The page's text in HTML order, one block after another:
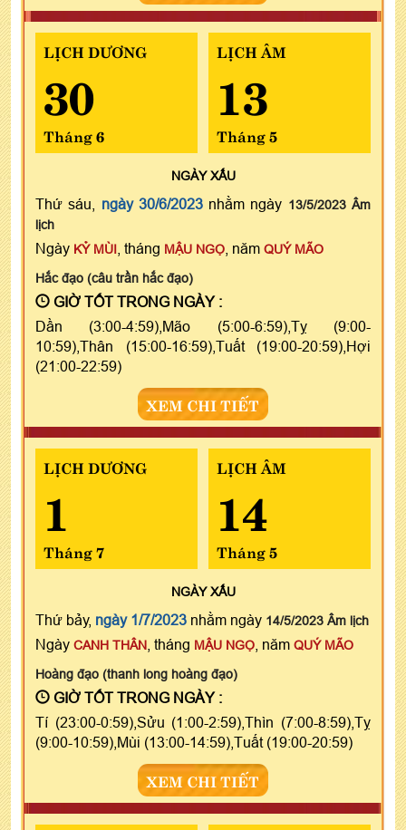
LỊCH DƯƠNG
30
Tháng 6
LỊCH ÂM
13
Tháng 5
NGÀYXẤU
Thứ sáu, ngày 30/6/2023nhằm ngày 13/5/2023 Âm
lịch
Ngày KỶ MÙI , tháng MẬU NGỌ , năm QUÝ MÃO
Hắc đạo (câu trần hắc đạo)
GIỜ TỐT TRONG NGÀY :
Dần (3:00-4:59),Mão (5:00-6:59),Tỵ (9:00-
10:59),Thân (15:00-16:59),Tuất (19:00-20:59),Hợi
(21:00-22:59)
XEM CHI TIẾT
LỊCH DƯƠNG
1
Tháng 7
LỊCH ÂM
14
Tháng 5
NGÀYXẤU
Thứ bảy, ngày 1/7/2023 nhằm ngày 14/5/2023 Âm lịch
Ngày CANH THÂN , tháng MẬU NGỌ , năm QUÝ MÃO
Hoàng đạo (thanh long hoàng đạo)
GIỜ TỐT TRONG NGÀY :
Tí (23:00-0:59),Sửu (1:00-2:59),Thìn (7:00-8:59),Tỵ
(9:00-10:59),Mùi (13:00-14:59),Tuất (19:00-20:59)
XEM CHI TIẾT